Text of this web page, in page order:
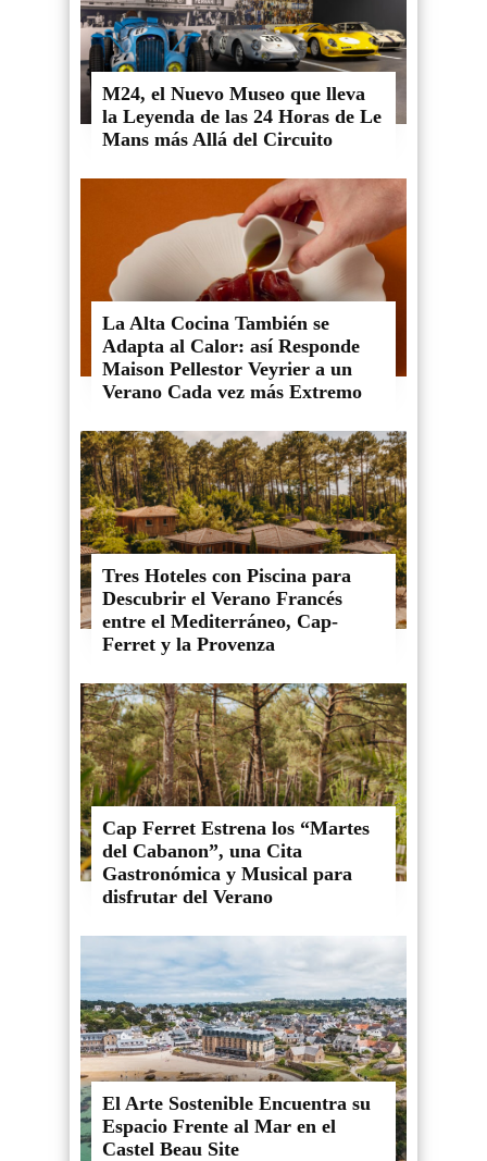
M24, el Nuevo Museo que lleva
la Leyenda de las 24 Horas de Le
Mans más Allá del Circuito
La Alta Cocina También se
Adapta al Calor: así Responde
Maison Pellestor Veyrier a un
Verano Cada vez más Extremo
Tres Hoteles con Piscina para
Descubrir el Verano Francés
entre el Mediterráneo, Cap-
Ferret y la Provenza
Cap Ferret Estrena los “Martes
del Cabanon”, una Cita
Gastronómica y Musical para
disfrutar del Verano
El Arte Sostenible Encuentra su
Espacio Frente al Mar en el
Castel Beau Site